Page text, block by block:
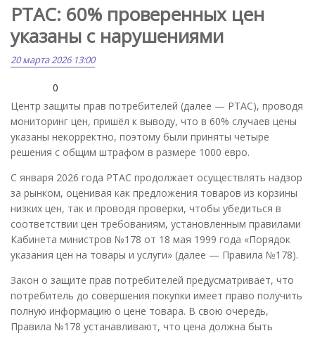
PTAC: 60% проверенных цен
указаны с нарушениями
20 марта 2026 13:00
0
Центр защиты прав потребителей (далее — PTAC), проводя
мониторинг цен, пришёл к выводу, что в 60% случаев цены
указаны некорректно, поэтому были приняты четыре
решения с общим штрафом в размере 1000 евро.
С января 2026 года PTAC продолжает осуществлять надзор
за рынком, оценивая как предложения товаров из корзины
низких цен, так и проводя проверки, чтобы убедиться в
соответствии цен требованиям, установленным правилами
Кабинета министров №178 от 18 мая 1999 года «Порядок
указания цен на товары и услуги» (далее — Правила №178).
Закон о защите прав потребителей предусматривает, что
потребитель до совершения покупки имеет право получить
полную информацию о цене товара. В свою очередь,
Правила №178 устанавливают, что цена должна быть